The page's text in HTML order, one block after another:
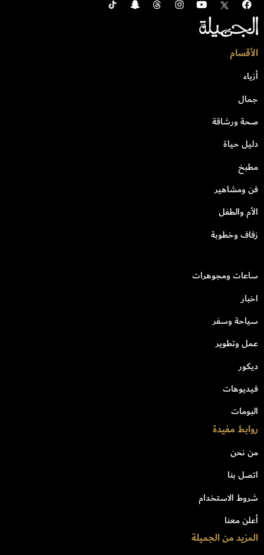
الأقسام
أزياء
جمال
صحة ورشاقة
دليل حياة
مطبخ
فن ومشاهير
الأم والطفل
زفاف وخطوبة
ساعات ومجوهرات
اخبار
سياحة وسفر
عمل وتطوير
ديكور
فيديوهات
البومات
روابط مفيدة
من نحن
اتصل بنا
شروط الاستخدام
أعلن معنا
المزيد من الجميلة